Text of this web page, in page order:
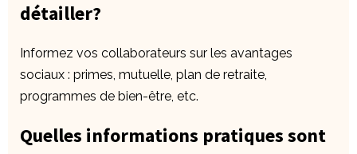
détailler?
Informez vos collaborateurs sur les avantages
sociaux : primes, mutuelle, plan de retraite,
programmes de bien-être, etc.
Quelles informations pratiques sont